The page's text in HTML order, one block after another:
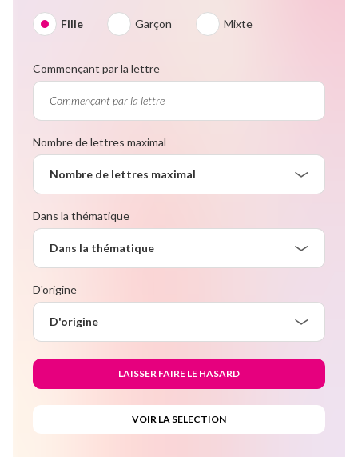
Fille Garçon Mixte
Commençant par la lettre
Nombre de lettres maximal
Nombre de lettres maximal
Dans la thématique
Dans la thématique
D'origine
D'origine